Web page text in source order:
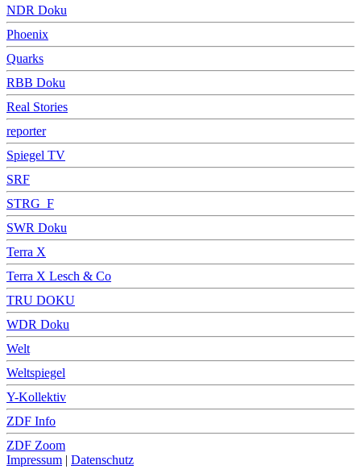
NDR Doku
Phoenix
Quarks
RBB Doku
Real Stories
reporter
Spiegel TV
SRF
STRG_F
SWR Doku
Terra X
Terra X Lesch & Co
TRU DOKU
WDR Doku
Welt
Weltspiegel
Y-Kollektiv
ZDF Info
ZDF Zoom
Impressum | Datenschutz